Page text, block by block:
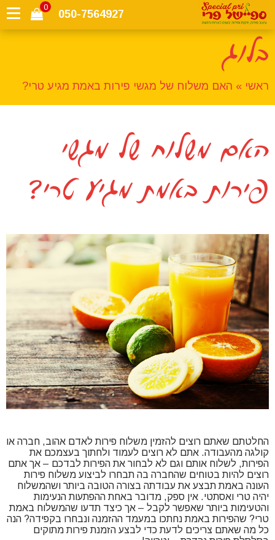
050-7564927
0
בלוג
ראשי » האם משלוח של מגשי פירות באמת מגיע טרי?
האם משלוח של מגשי
פירות באמת מגיע טרי?
החלטתם שאתם רוצים להזמין משלוח פירות לאדם אהוב, חברה או
קולגה מהעבודה. אתם לא רוצים לעמוד ולחתוך בעצמכם את
הפירות, לשלוח אותם וגם לא לבחור את הפירות לבדכם – אך אתם
רוצים להיות בטוחים שהחברה בה תבחרו לביצוע משלוח פירות
העונה באמת תבצע את עבודתה בצורה הטובה ביותר ושהמשלוח
יהיה טרי ואסתטי. אין ספק, מדובר באחת ההפתעות הנעימות
והטעימות ביותר שאפשר לקבל – אך כיצד תדעו שהמשלוח באמת
טרי? שהפירות באמת נחתכו במעמד ההזמנה ונבחרו בקפידה? הנה
כל מה שאתם צריכים לדעת כדי לבצע הזמנת פירות מתוקים